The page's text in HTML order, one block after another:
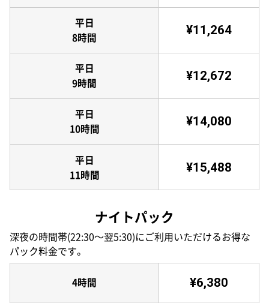
平日
8時間
¥11,264
平日
9時間
¥12,672
平日
10時間
¥14,080
平日
11時間
¥15,488
ナイトパック
深夜の時間帯(22:30〜翌5:30)にご利用いただけるお得な
パック料金です。
4時間 ¥6,380